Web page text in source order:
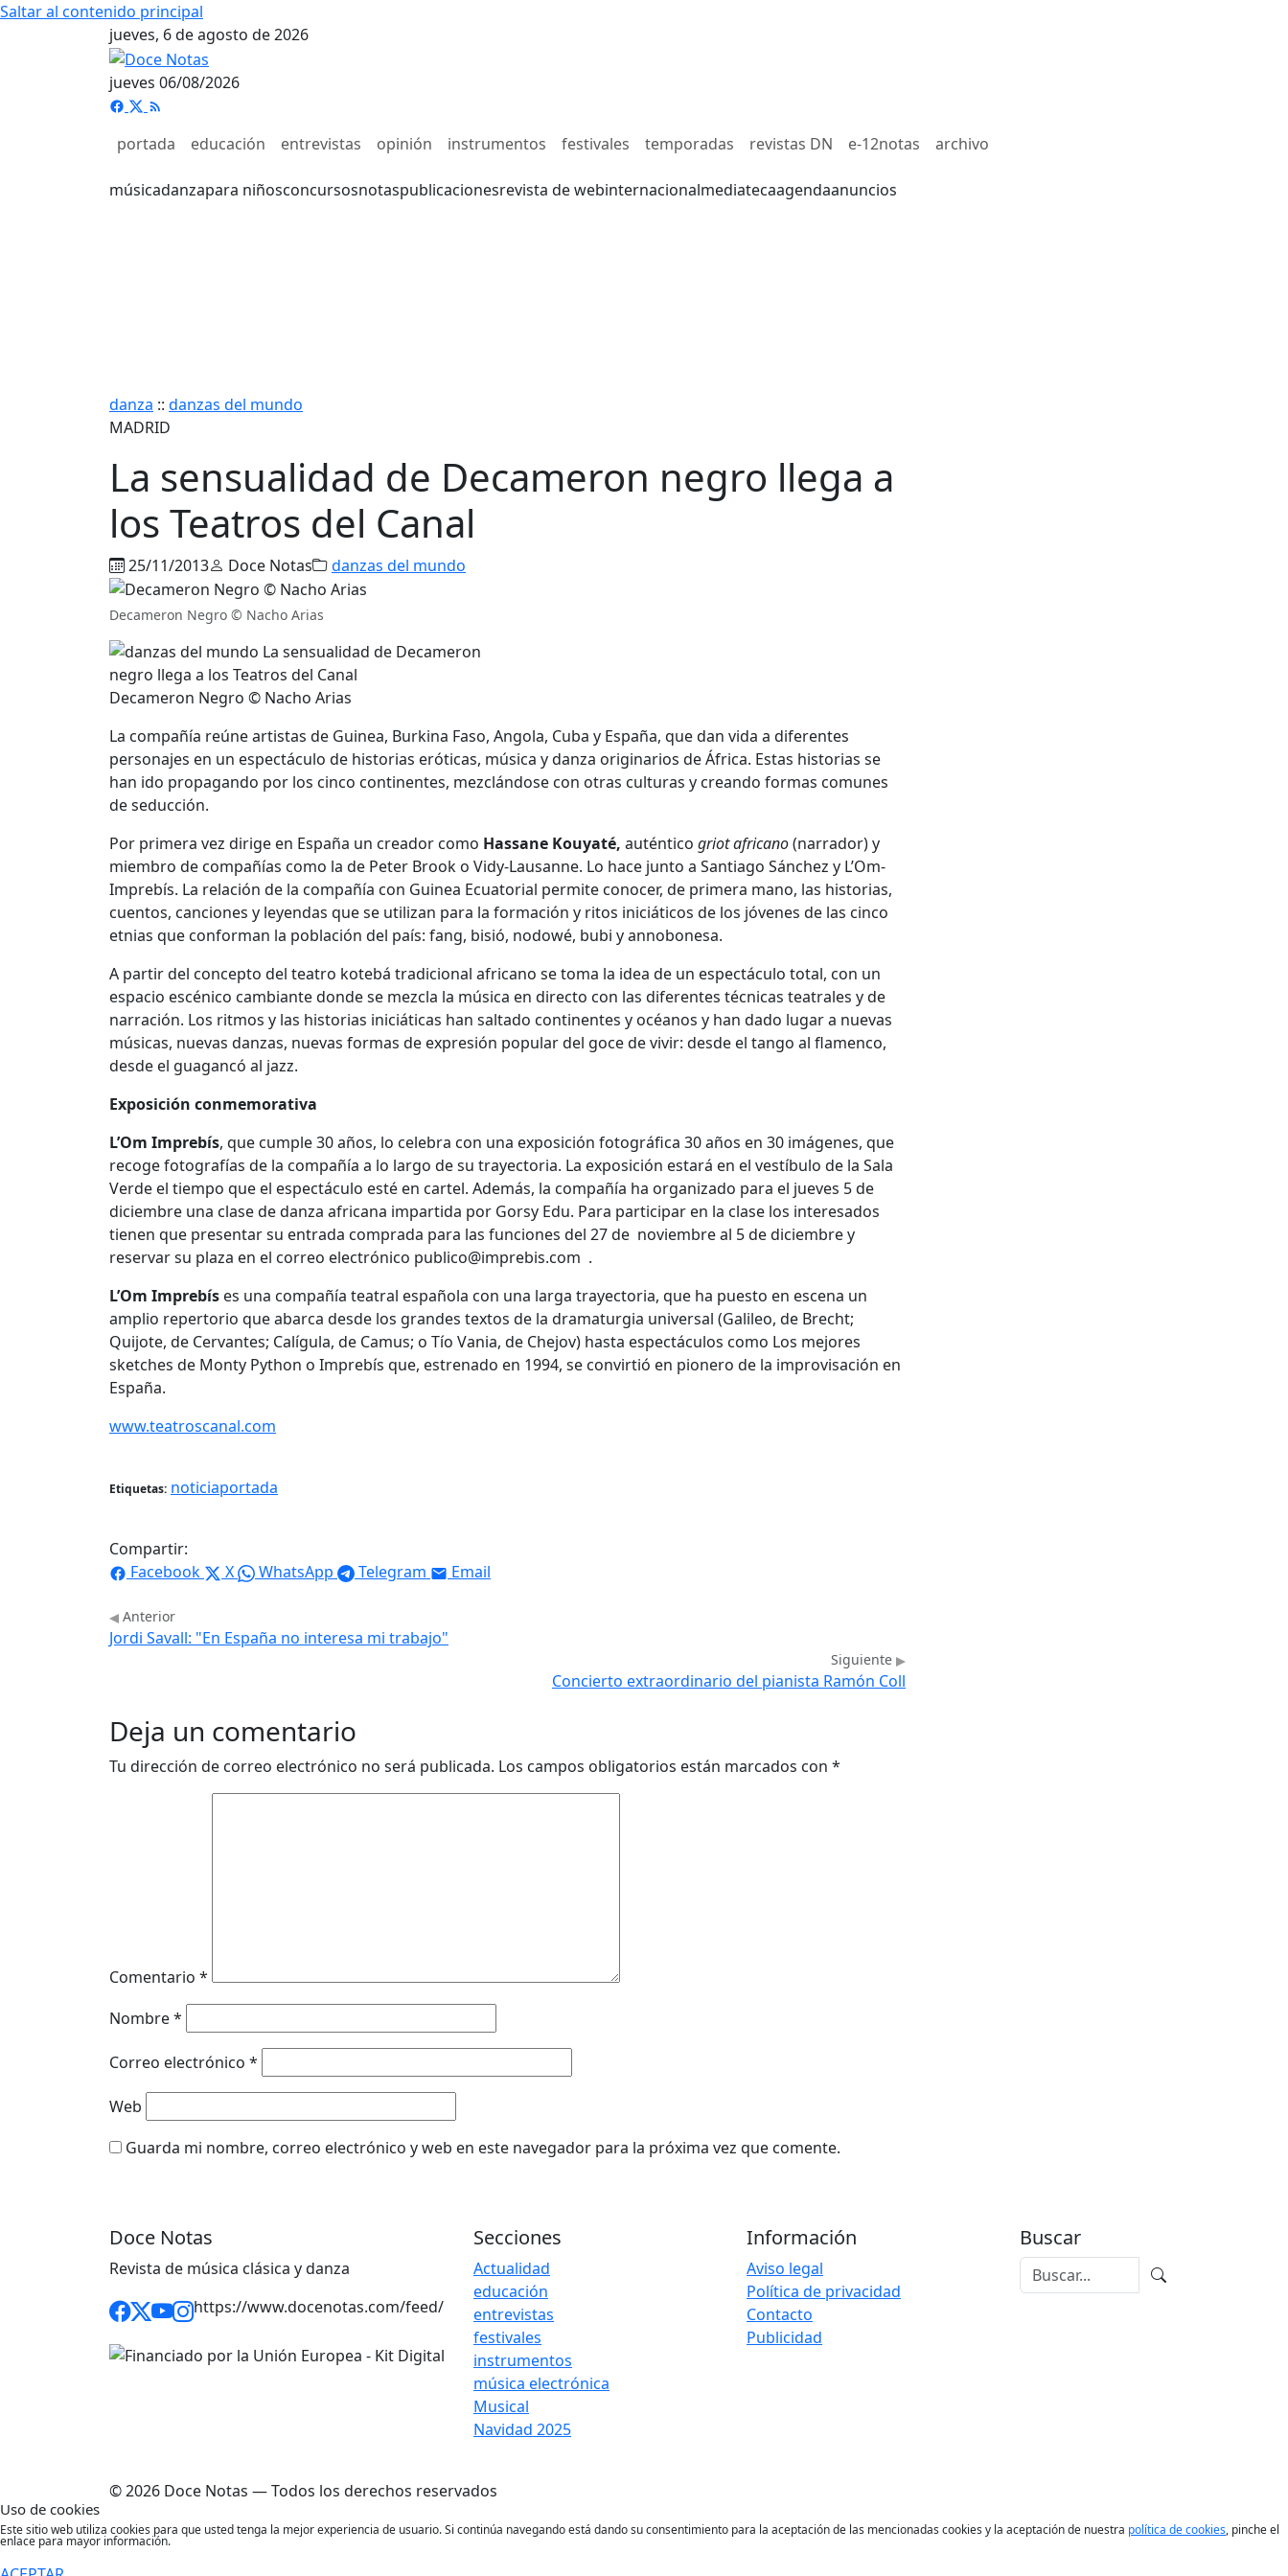
Saltar al contenido principal
jueves, 6 de agosto de 2026
jueves 06/08/2026
portada educación entrevistas opinión instrumentos festivales temporadas revistas DN e-12notas archivo
músicadanzapara niñosconcursosnotaspublicacionesrevista de webinternacionalmediatecaagendaanuncios
danza :: danzas del mundo
MADRID
La sensualidad de Decameron negro llega a
los Teatros del Canal
25/11/2013 Doce Notas danzas del mundo
Decameron Negro © Nacho Arias
Decameron Negro © Nacho Arias
La compañía reúne artistas de Guinea, Burkina Faso, Angola, Cuba y España, que dan vida a diferentes
personajes en un espectáculo de historias eróticas, música y danza originarios de África. Estas historias se
han ido propagando por los cinco continentes, mezclándose con otras culturas y creando formas comunes
de seducción.
Por primera vez dirige en España un creador como Hassane Kouyaté, auténtico griot africano(narrador) y
miembro de compañías como la de Peter Brook o Vidy-Lausanne. Lo hace junto a Santiago Sánchez y L’Om-
Imprebís. La relación de la compañía con Guinea Ecuatorial permite conocer, de primera mano, las historias,
cuentos, canciones y leyendas que se utilizan para la formación y ritos iniciáticos de los jóvenes de las cinco
etnias que conforman la población del país: fang, bisió, nodowé, bubi y annobonesa.
A partir del concepto del teatro kotebá tradicional africano se toma la idea de un espectáculo total, con un
espacio escénico cambiante donde se mezcla la música en directo con las diferentes técnicas teatrales y de
narración. Los ritmos y las historias iniciáticas han saltado continentes y océanos y han dado lugar a nuevas
músicas, nuevas danzas, nuevas formas de expresión popular del goce de vivir: desde el tango al flamenco,
desde el guagancó al jazz.
Exposición conmemorativa
L’Om Imprebís, que cumple 30 años, lo celebra con una exposición fotográfica 30 años en 30 imágenes, que
recoge fotografías de la compañía a lo largo de su trayectoria. La exposición estará en el vestíbulo de la Sala
Verde el tiempo que el espectáculo esté en cartel. Además, la compañía ha organizado para el jueves 5 de
diciembre una clase de danza africana impartida por Gorsy Edu. Para participar en la clase los interesados
tienen que presentar su entrada comprada para las funciones del 27 de noviembre al 5 de diciembre y
reservar su plaza en el correo electrónico publico@imprebis.com .
L’Om Imprebís es una compañía teatral española con una larga trayectoria, que ha puesto en escena un
amplio repertorio que abarca desde los grandes textos de la dramaturgia universal (Galileo, de Brecht;
Quijote, de Cervantes; Calígula, de Camus; o Tío Vania, de Chejov) hasta espectáculos como Los mejores
sketches de Monty Python o Imprebís que, estrenado en 1994, se convirtió en pionero de la improvisación en
España.
www.teatroscanal.com
Etiquetas: noticiaportada
Compartir:
Facebook
X WhatsApp Telegram Email
Anterior
Jordi Savall: "En España no interesa mi trabajo"
Siguiente
Concierto extraordinario del pianista Ramón Coll
Deja un comentario
Tu dirección de correo electrónico no será publicada. Los campos obligatorios están marcados con *
Comentario *
Nombre*
Correo electrónico *
Web
Guarda mi nombre, correo electrónico y web en este navegador para la próxima vez que comente.
Doce Notas
Revista de música clásica y danza
https://www.docenotas.com/feed/
Secciones
Actualidad
educación
entrevistas
festivales
instrumentos
música electrónica
Musical
Navidad 2025
Información
Aviso legal
Política de privacidad
Contacto
Publicidad
Buscar
© 2026 Doce Notas — Todos los derechos reservados
Uso de cookies
Este sitio web utiliza cookies para que usted tenga la mejor experiencia de usuario. Si continúa navegando está dando su consentimiento para la aceptación de las mencionadas cookies y la aceptación de nuestra política de cookies, pinche el
enlace para mayor información.